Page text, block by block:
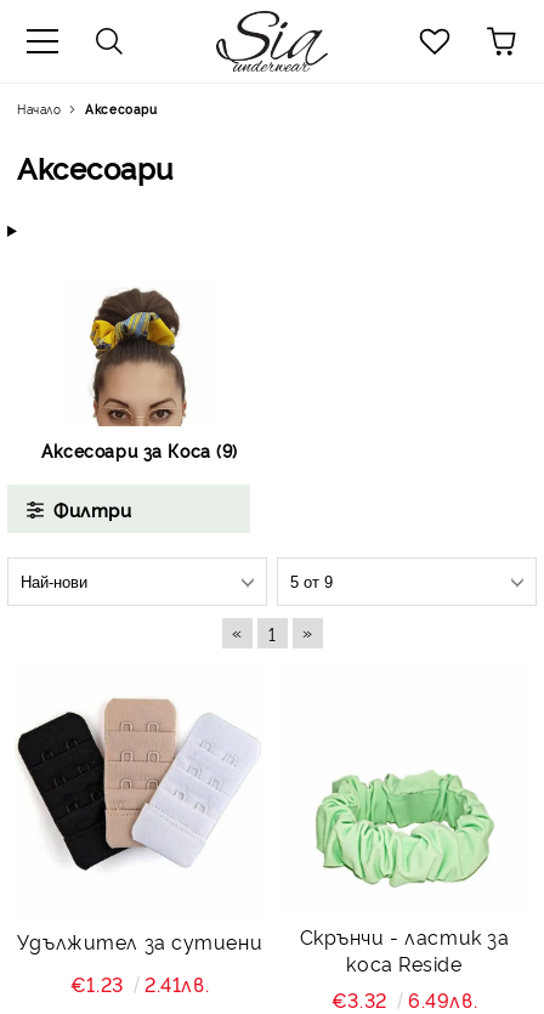
Начало Аксесоари
Аксесоари
Аксесоари за Коса (9)
Филтри
« 1 »
Удължител за сутиени
€1.23
2.41лв.
Скрънчи - ластик за
коса Reside
€3.32
6.49лв.